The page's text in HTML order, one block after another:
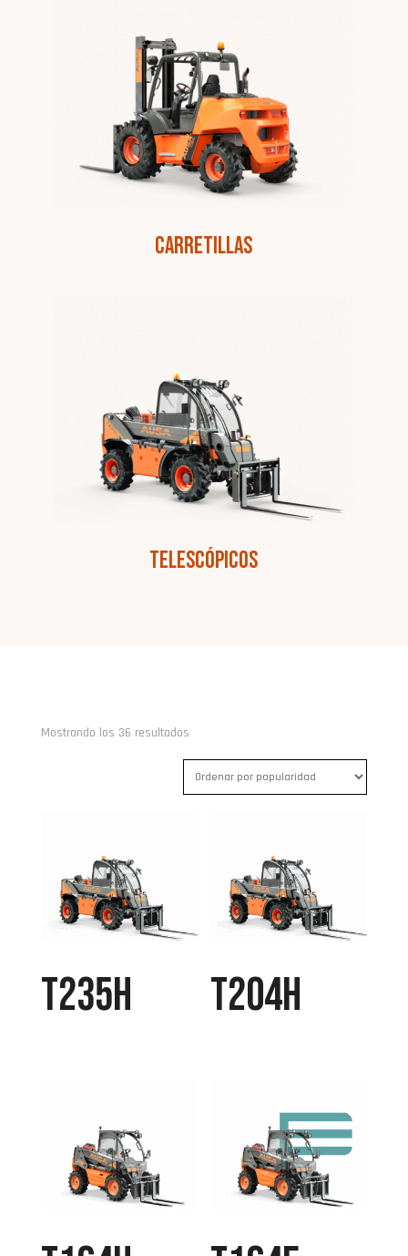
Carretillas
Telescópicos
Mostrando los 36 resultadosOrdenado
por
popularidad
T235H T204H